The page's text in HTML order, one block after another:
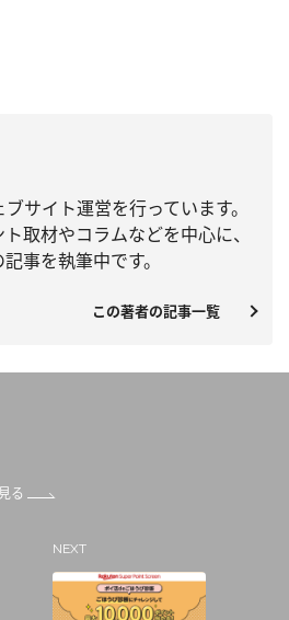
サイト運営を行っています。
取材やコラムなどを中心に、
事を執筆中です。
この著者の記事一覧
る
NEXT